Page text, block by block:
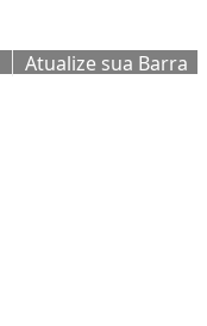
Atualize sua Barra